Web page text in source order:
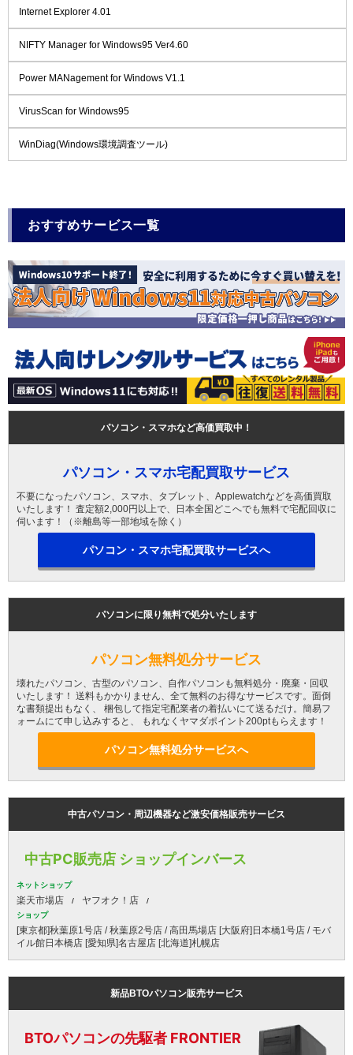
Internet Explorer 4.01
NIFTY Manager for Windows95 Ver4.60
Power MANagement for Windows V1.1
VirusScan for Windows95
WinDiag(Windows環境調査ツール)
おすすめサービス一覧
パソコン・スマホなど高価買取中！
パソコン・スマホ宅配買取サービス
不要になったパソコン、スマホ、タブレット、Applewatchなどを高価買取
いたします！ 査定額2,000円以上で、日本全国どこへでも無料で宅配回収に
伺います！（※離島等一部地域を除く）
パソコン・スマホ宅配買取サービスへ
パソコンに限り無料で処分いたします
パソコン無料処分サービス
壊れたパソコン、古型のパソコン、自作パソコンも無料処分・廃棄・回収
いたします！ 送料もかかりません、全て無料のお得なサービスです。面倒
な書類提出もなく、 梱包して指定宅配業者の着払いにて送るだけ。簡易フ
ォームにて申し込みすると、 もれなくヤマダポイント200ptもらえます！
パソコン無料処分サービスへ
中古パソコン・周辺機器など激安価格販売サービス
中古PC販売店 ショップインバース
ネットショップ
楽天市場店 ヤフオク！店
ショップ
[東京都]秋葉原1号店 / 秋葉原2号店 / 高田馬場店 [大阪府]日本橋1号店 / モバ
イル館日本橋店 [愛知県]名古屋店 [北海道]札幌店
新品BTOパソコン販売サービス
BTOパソコンの先駆者 FRONTIER